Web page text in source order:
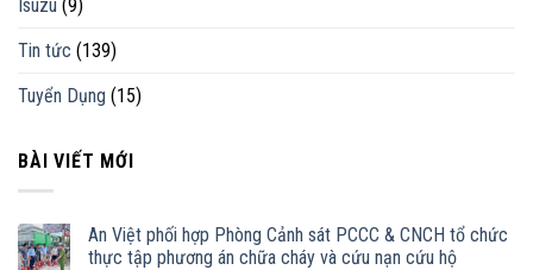
Isuzu (9)
Tin tức (139)
Tuyển Dụng (15)
BÀI VIẾT MỚI
An Việt phối hợp Phòng Cảnh sát PCCC & CNCH tổ chức
thực tập phương án chữa cháy và cứu nạn cứu hộ